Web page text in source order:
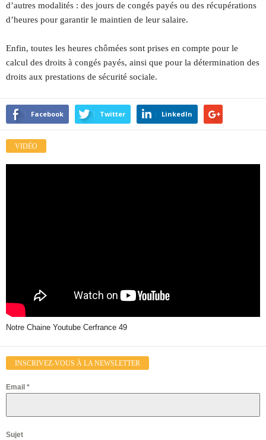
d’autres modalités : des jours de congés payés ou des récupérations
d’heures pour garantir le maintien de leur salaire.
Enfin, toutes les heures chômées sont prises en compte pour le
calcul des droits à congés payés, ainsi que pour la détermination des
droits aux prestations de sécurité sociale.
Facebook Twitter LinkedIn
VIDÉO
Notre Chaine Youtube Cerfrance 49
INSCRIVEZ-VOUS À LA NEWSLETTER
Email *
Sujet